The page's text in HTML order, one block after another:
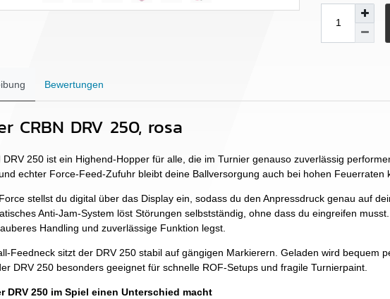
Bewertungen
CRBN DRV 250, rosa
DRV 250 ist ein Highend-Hopper für alle, die im Turnier genauso zuverlässig
echter Force-Feed-Zufuhr bleibt deine Ballversorgung auch bei hohen Feuerraten
stellst du digital über das Display ein, sodass du den Anpressdruck genau auf
Anti-Jam-System löst Störungen selbstständig, ohne dass du eingreifen
Handling und zuverlässige Funktion legst.
Feedneck sitzt der DRV 250 stabil auf gängigen Markierern. Geladen wird bequem
DRV 250 besonders geeignet für schnelle ROF-Setups und fragile Turnierpaint.
DRV 250 im Spiel einen Unterschied macht